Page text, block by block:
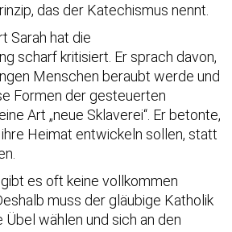
das der Katechismus nennt.
Sarah hat die
scharf kritisiert. Er sprach davon,
Menschen beraubt werde und
Formen der gesteuerten
Art „neue Sklaverei“. Er betonte,
Heimat entwickeln sollen, statt
es oft keine vollkommen
muss der gläubige Katholik
wählen und sich an den